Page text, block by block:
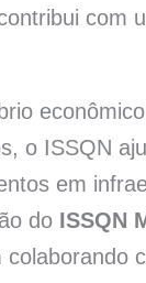
com
o ISSQN
em
do ISSQN